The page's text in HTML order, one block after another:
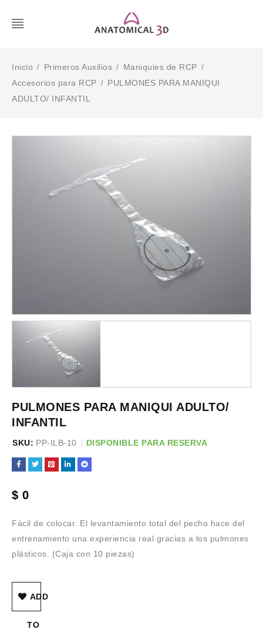
Inicio / Primeros Auxilios / Maniquies de RCP /
Accesorios para RCP / PULMONES PARA MANIQUI
ADULTO/ INFANTIL
PULMONES PARA MANIQUI ADULTO/
INFANTIL
SKU: PP-ILB-10 DISPONIBLE PARA RESERVA
$ 0
Fácil de colocar. El levantamiento total del pecho hace del
entrenamiento una experiencia real gracias a los pulmones
plásticos. (Caja con 10 piezas)
ADD
TO